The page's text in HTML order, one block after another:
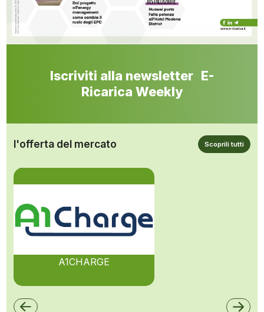
Iscriviti alla newsletter E-
Ricarica Weekly
l'offerta del mercato Scoprili tutti
A1CHARGE